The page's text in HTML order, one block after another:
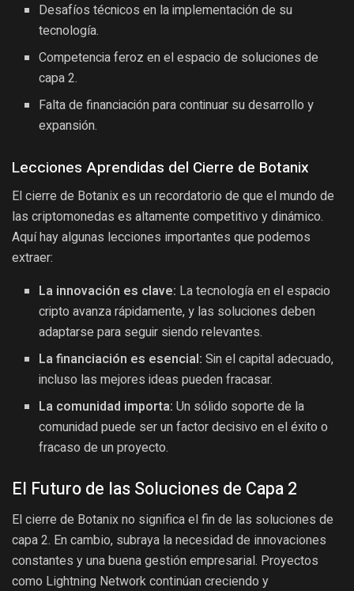
Desafíos técnicos en la implementación de su
tecnología.
Competencia feroz en el espacio de soluciones de
capa 2.
Falta de financiación para continuar su desarrollo y
expansión.
Lecciones Aprendidas del Cierre de Botanix
El cierre de Botanix es un recordatorio de que el mundo de
las criptomonedas es altamente competitivo y dinámico.
Aquí hay algunas lecciones importantes que podemos
extraer:
La innovación es clave: La tecnología en el espacio
cripto avanza rápidamente, y las soluciones deben
adaptarse para seguir siendo relevantes.
La financiación es esencial: Sin el capital adecuado,
incluso las mejores ideas pueden fracasar.
La comunidad importa: Un sólido soporte de la
comunidad puede ser un factor decisivo en el éxito o
fracaso de un proyecto.
El Futuro de las Soluciones de Capa 2
El cierre de Botanix no significa el fin de las soluciones de
capa 2. En cambio, subraya la necesidad de innovaciones
constantes y una buena gestión empresarial. Proyectos
como Lightning Network continúan creciendo y